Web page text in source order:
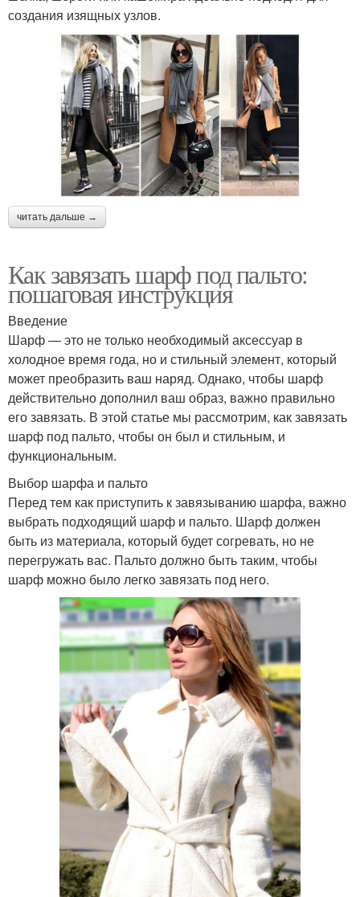
создания изящных узлов.
читать дальше →
Как завязать шарф под пальто:
пошаговая инструкция
Введение
Шарф — это не только необходимый аксессуар в
холодное время года, но и стильный элемент, который
может преобразить ваш наряд. Однако, чтобы шарф
действительно дополнил ваш образ, важно правильно
его завязать. В этой статье мы рассмотрим, как завязать
шарф под пальто, чтобы он был и стильным, и
функциональным.
Выбор шарфа и пальто
Перед тем как приступить к завязыванию шарфа, важно
выбрать подходящий шарф и пальто. Шарф должен
быть из материала, который будет согревать, но не
перегружать вас. Пальто должно быть таким, чтобы
шарф можно было легко завязать под него.